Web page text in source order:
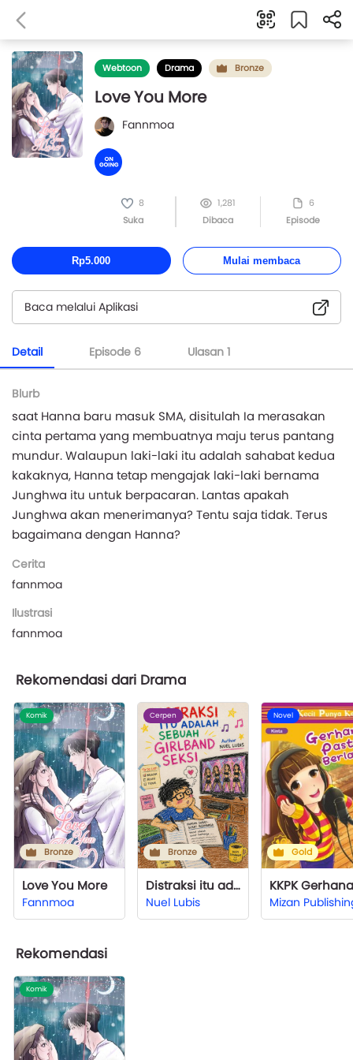
Webtoon Drama Bronze
Love You More
Fannmoa
8
Suka
1,281
Dibaca
6
Episode
Rp5.000 Mulai membaca
Baca melalui Aplikasi
Detail Episode 6 Ulasan 1
Blurb
saat Hanna baru masuk SMA, disitulah Ia merasakan
cinta pertama yang membuatnya maju terus pantang
mundur. Walaupun laki-laki itu adalah sahabat kedua
kakaknya, Hanna tetap mengajak laki-laki bernama
Junghwa itu untuk berpacaran. Lantas apakah
Junghwa akan menerimanya? Tentu saja tidak. Terus
bagaimana dengan Hanna?
Cerita
fannmoa
Ilustrasi
fannmoa
Rekomendasi dari Drama
Komik
Bronze
Love You More
Fannmoa
Cerpen
Bronze
Distraksi itu adalah Sebuah Girlband Seksi
Nuel Lubis
Novel
Gold
Mizan
Rekomendasi
Komik